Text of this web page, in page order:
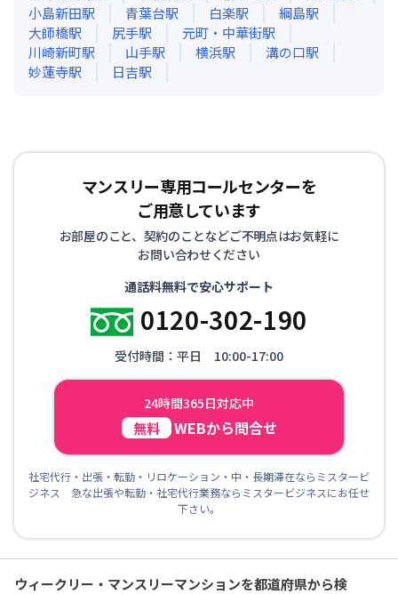
小島新田駅 青葉台駅 白楽駅 綱島駅
大師橋駅 尻手駅 元町・中華街駅
川崎新町駅 山手駅 横浜駅 溝の口駅
妙蓮寺駅 日吉駅
マンスリー専用コールセンターを
ご用意しています
お部屋のこと、契約のことなどご不明点はお気軽に
お問い合わせください
通話料無料で安心サポート
0120-302-190
受付時間：平日 10:00-17:00
24時間365日対応中
無料 WEBから問合せ
社宅代行・出張・転勤・リロケーション・中・長期滞在ならミスタービ
ジネス 急な出張や転勤・社宅代行業務ならミスタービジネスにお任せ
下さい。
ウィークリー・マンスリーマンションを都道府県から検